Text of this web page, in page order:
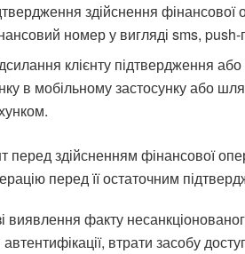
здійснення
номер у вигляді sms,
клієнту підтвердження
в мобільному застосунку або
перед здійсненням фінансової
перед її остаточним
виявлення факту
автентифікації, втрати засобу